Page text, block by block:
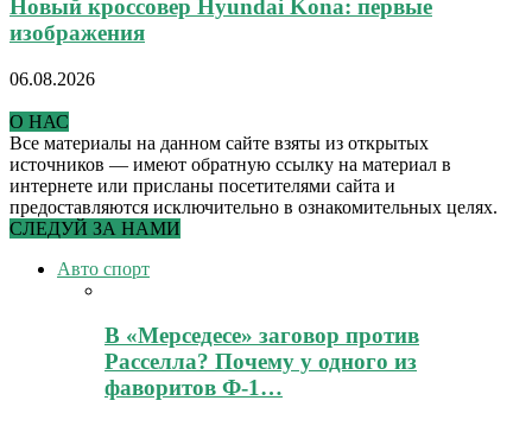
Новый кроссовер Hyundai Kona: первые
изображения
06.08.2026
О НАС
Все материалы на данном сайте взяты из открытых
источников — имеют обратную ссылку на материал в
интернете или присланы посетителями сайта и
предоставляются исключительно в ознакомительных целях.
СЛЕДУЙ ЗА НАМИ
Авто спорт
В «Мерседесе» заговор против
Расселла? Почему у одного из
фаворитов Ф-1…